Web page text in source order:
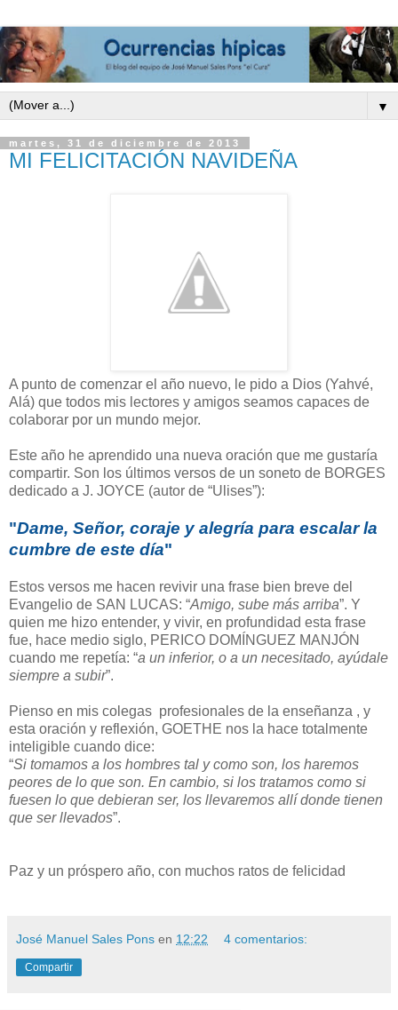
▼
martes, 31 de diciembre de 2013
MI FELICITACIÓN NAVIDEÑA
A punto de comenzar el año nuevo, le pido a Dios (Yahvé,
Alá) que todos mis lectores y amigos seamos capaces de
colaborar por un mundo mejor.
Este año he aprendido una nueva oración que me gustaría
compartir. Son los últimos versos de un soneto de BORGES
dedicado a J. JOYCE (autor de “Ulises”):
"Dame, Señor, coraje y alegría para escalar la
cumbre de este día"
Estos versos me hacen revivir una frase bien breve del
Evangelio de SAN LUCAS: “Amigo, sube más arriba”. Y
quien me hizo entender, y vivir, en profundidad esta frase
fue, hace medio siglo, PERICO DOMÍNGUEZ MANJÓN
cuando me repetía: “a un inferior, o a un necesitado, ayúdale
siempre a subir”.
Pienso en mis colegas profesionales de la enseñanza , y
esta oración y reflexión, GOETHE nos la hace totalmente
inteligible cuando dice:
“Si tomamos a los hombres tal y como son, los haremos
peores de lo que son. En cambio, si los tratamos como si
fuesen lo que debieran ser, los llevaremos allí donde tienen
que ser llevados”.
Paz y un próspero año, con muchos ratos de felicidad
José Manuel Sales Pons en 12:22 4 comentarios:
Compartir